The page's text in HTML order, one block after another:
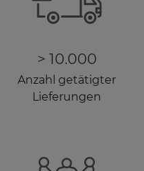
> 10.000
Anzahl getätigter
Lieferungen